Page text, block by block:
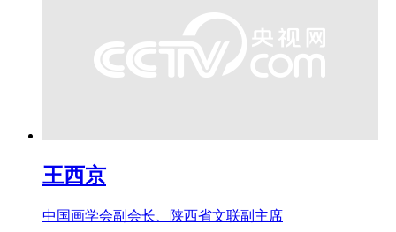
王西京
中国画学会副会长、陕西省文联副主席